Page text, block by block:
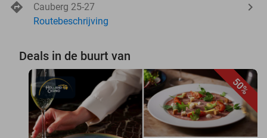
Cauberg 25-27
Routebeschrijving
Deals in de buurt van
50%